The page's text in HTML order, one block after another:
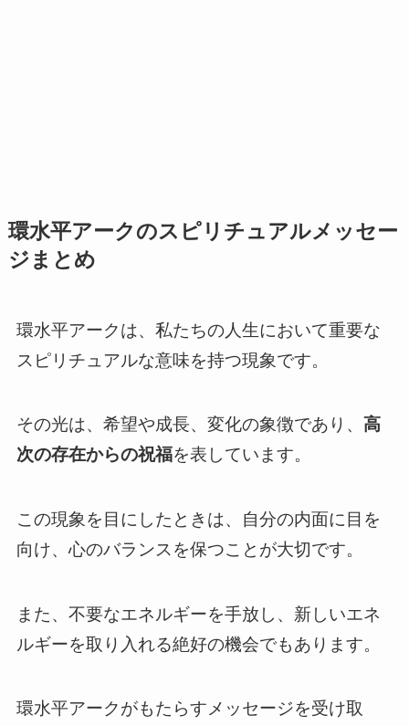
環水平アークのスピリチュアルメッセー
ジまとめ
環水平アークは、私たちの人生において重要な
スピリチュアルな意味を持つ現象です。
その光は、希望や成長、変化の象徴であり、 高
次の存在からの祝福を表しています。
この現象を目にしたときは、自分の内面に目を
向け、心のバランスを保つことが大切です。
また、不要なエネルギーを手放し、新しいエネ
ルギーを取り入れる絶好の機会でもあります。
環水平アークがもたらすメッセージを受け取